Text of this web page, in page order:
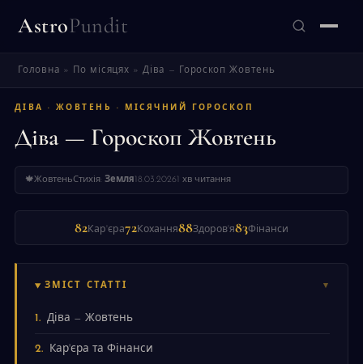
AstroPundit
Головна » По місяцях »Діва — Гороскоп Жовтень
ДІВА · ЖОВТЕНЬ · МІСЯЧНИЙ ГОРОСКОП
Діва — Гороскоп Жовтень
🍁ЖовтеньСтихія: Земля 18.03.20261 хв читання
82Кар'єра72Кохання88Здоров'я83Фінанси
ЗМІСТ СТАТТІ
Діва — Жовтень
Кар'єра та Фінанси